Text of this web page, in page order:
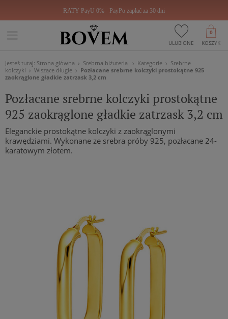
RATY PayU 0% PayPo zapłać za 30 dni
ULUBIONE KOSZYK
0
Jesteś tutaj: Strona główna Srebrna biżuteria Kategorie
Srebrne
kolczyki
Wiszące długie
Pozłacane srebrne kolczyki prostokątne 925
zaokrąglone gładkie zatrzask 3,2 cm
Pozłacane srebrne kolczyki prostokątne
925 zaokrąglone gładkie zatrzask 3,2 cm
Eleganckie prostokątne kolczyki z zaokrąglonymi
krawędziami. Wykonane ze srebra próby 925, pozłacane 24-
karatowym złotem.